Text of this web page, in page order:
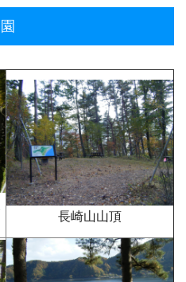
長崎山山頂